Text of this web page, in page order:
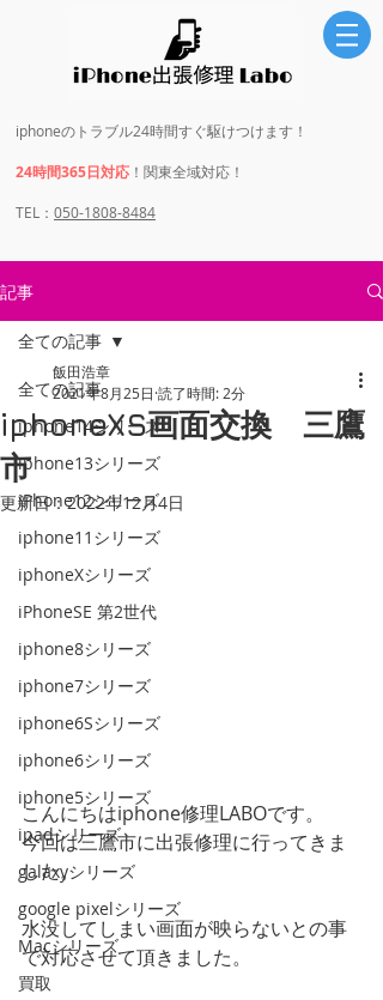
iphoneのトラブル24時間すぐ駆けつけます！
24時間365日対応 ！関東全域対応！
​​TEL： 050-1808-8484
記事
全ての記事
iphone14シリーズ
iphone13シリーズ
iPhone12シリーズ
iphone11シリーズ
iphoneXシリーズ
iPhoneSE 第2世代
iphone8シリーズ
iphone7シリーズ
iphone6Sシリーズ
iphone6シリーズ
iphone5シリーズ
ipadシリーズ
galaxyシリーズ
google pixelシリーズ
Macシリーズ
買取
全ての記事
iphoneXS画面交換 三鷹
市
飯田浩章
2021年8月25日 読了時間: 2分
更新日：2022年12月4日
こんにちはiphone修理LABOです。
今回は三鷹市に出張修理に行ってきま
した。
水没してしまい画面が映らないとの事
で対応させて頂きました。